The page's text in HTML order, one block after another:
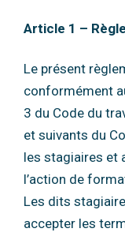
Article 1 –
Le présent
conformément
3 du Code du
et suivants du
les stagiaires et
l’action de
Les dits
accepter les